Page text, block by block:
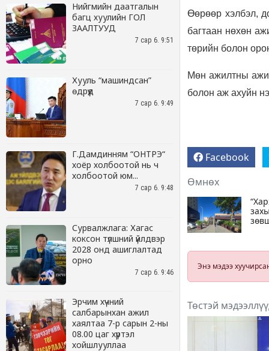
Нийгмийн даатгалын
багц хуулийн ГОЛ
ЗААЛТУУД
7 сар 6. 9:51
Хууль “машиндсан”
өдрүүд
7 сар 6. 9:49
Г.Дамдинням “ОНТРЭ“
хоёр холбоотой нь ч
холбоотой юм...
7 сар 6. 9:48
Сурвалжлага: Хагас
коксон түлшний үйлдвэр
2028 онд ашиглалтад
орно
7 сар 6. 9:46
Эрчим хүчний
салбарынхан ажил
хаялтаа 7-р сарын 2-ны
08.00 цаг хүртэл
хойшлууллаа